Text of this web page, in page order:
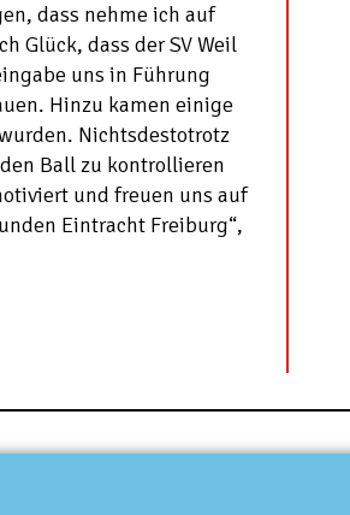
dass nehme ich auf
Glück, dass der SV Weil
uns in Führung
Hinzu kamen einige
Nichtsdestotrotz
Ball zu kontrollieren
und freuen uns auf
Eintracht Freiburg“,